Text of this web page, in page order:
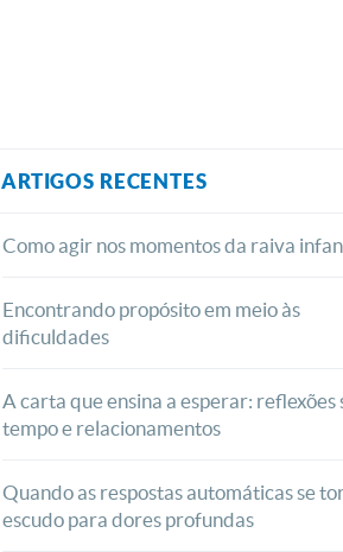
ARTIGOS RECENTES
Como agir nos momentos da raiva
Encontrando propósito em meio às
dificuldades
A carta que ensina a esperar: reflexões
tempo e relacionamentos
Quando as respostas automáticas se
escudo para dores profundas